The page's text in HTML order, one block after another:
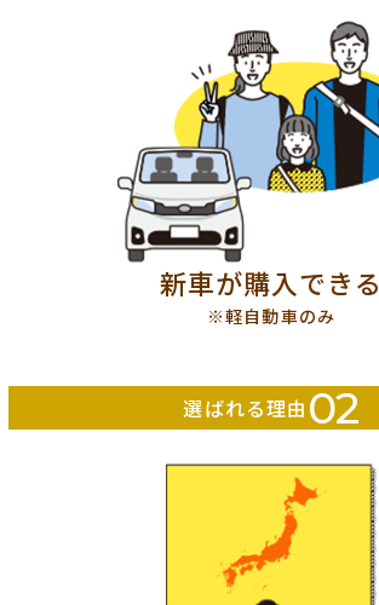
新車が購入できる
※軽自動車のみ
選ばれる理由 02